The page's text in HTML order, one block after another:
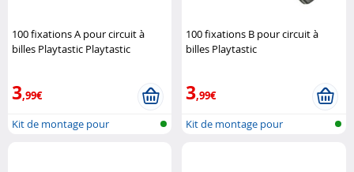
100 fixations A pour circuit à
billes Playtastic Playtastic
3,99€
Kit de montage pour
100 fixations B pour circuit à
billes Playtastic
3,99€
Kit de montage pour